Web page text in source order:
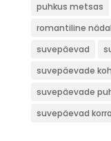
puhkus metsas
romantiline
suvepäevad
suvepäevade
suvepäevade
suvepäevad